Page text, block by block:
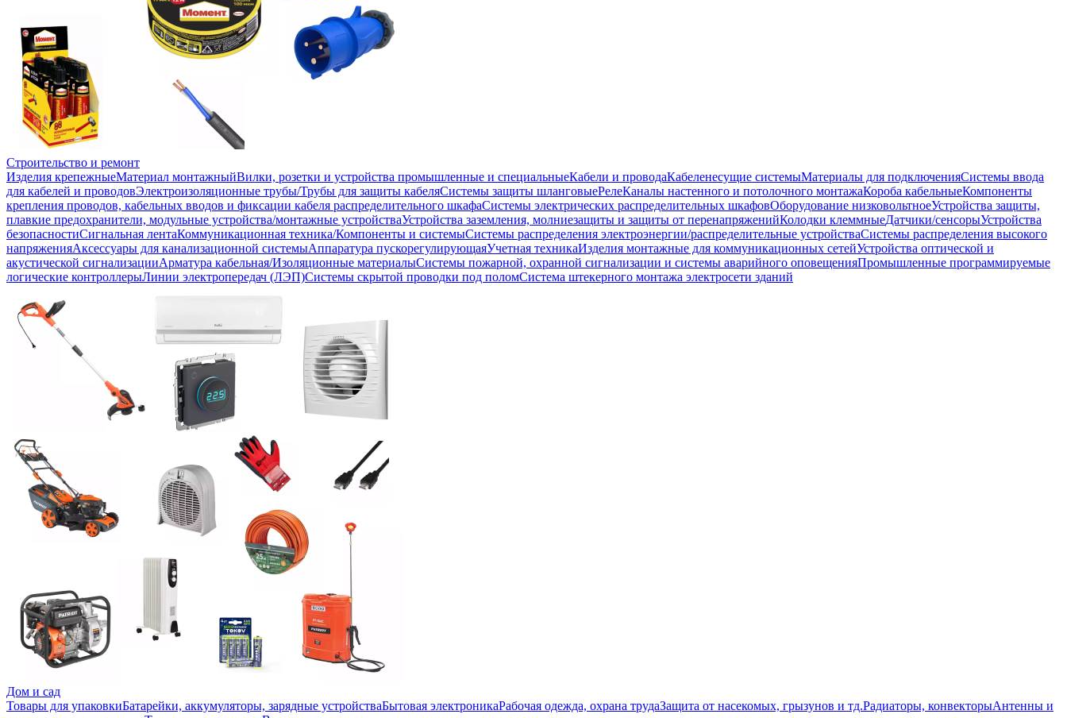
Строительство и ремонт
Изделия крепежныеМатериал монтажныйВилки, розетки и устройства промышленные и специальныеКабели и проводаКабеленесущие системыМатериалы для подключенияСистемы ввода
для кабелей и проводовЭлектроизоляционные трубы/Трубы для защиты кабеляСистемы защиты шланговыеРелеКаналы настенного и потолочного монтажаКороба кабельныеКомпоненты
крепления проводов, кабельных вводов и фиксации кабеля распределительного шкафаСистемы электрических распределительных шкафовОборудование низковольтноеУстройства защиты,
плавкие предохранители, модульные устройства/монтажные устройстваУстройства заземления, молниезащиты и защиты от перенапряженийКолодки клеммныеДатчики/сенсорыУстройства
безопасностиСигнальная лентаКоммуникационная техника/Компоненты и системыСистемы распределения электроэнергии/распределительные устройстваСистемы распределения высокого
напряженияАксессуары для канализационной системыАппаратура пускорегулирующаяУчетная техникаИзделия монтажные для коммуникационных сетейУстройства оптической и
акустической сигнализацииАрматура кабельная/Изоляционные материалыСистемы пожарной, охранной сигнализации и системы аварийного оповещенияПромышленные программируемые
логические контроллерыЛинии электропередач (ЛЭП)Системы скрытой проводки под поломСистема штекерного монтажа электросети зданий
Дом и сад
Товары для упаковкиБатарейки, аккумуляторы, зарядные устройстваБытовая электроникаРабочая одежда, охрана трудаЗащита от насекомых, грызунов и тд.Радиаторы, конвекторыАнтенны и